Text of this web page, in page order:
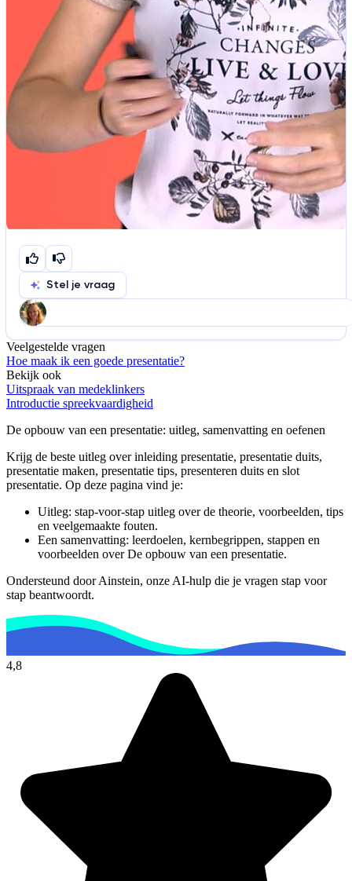
Stel je vraag
Help ons de video te verbeteren
De audio is slecht
Informatie is onjuist
De docent is te langdradig
De uitleg gaat te langzaam
De uitleg gaat te snel
Afspelen werkte niet
Iets anders
Veelgestelde vragen
Hoe maak ik een goede presentatie?
Bekijk ook
Uitspraak van medeklinkers
Introductie spreekvaardigheid
De opbouw van een presentatie: uitleg, samenvatting en oefenen
Krijg de beste uitleg over inleiding presentatie, presentatie duits,
presentatie maken, presentatie tips, presenteren duits en slot
presentatie. Op deze pagina vind je:
Uitleg: stap-voor-stap uitleg over de theorie, voorbeelden, tips
en veelgemaakte fouten.
Een samenvatting: leerdoelen, kernbegrippen, stappen en
voorbeelden overDe opbouw van een presentatie.
Ondersteund door Ainstein, onze AI-hulp die je vragen stap voor
stap beantwoordt.
4,8